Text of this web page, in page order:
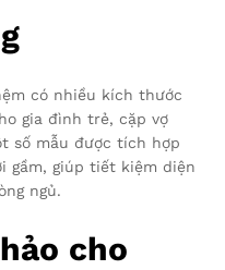
có nhiều kích thước
gia đình trẻ, cặp vợ
số mẫu được tích hợp
gầm, giúp tiết kiệm diện
ngủ.
cho